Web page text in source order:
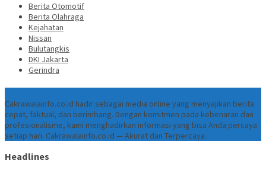
Berita Otomotif
Berita Olahraga
Kejahatan
Nissan
Bulutangkis
DKI Jakarta
Gerindra
Cakrawalainfo.co.id hadir sebagai media online yang menyajikan berita
cepat, faktual, dan berimbang. Dengan komitmen pada kebenaran dan
profesionalisme, kami menghadirkan informasi yang bisa Anda percaya
setiap hari. Cakrawalainfo.co.id — Akurat dan Terpercaya.
Headlines